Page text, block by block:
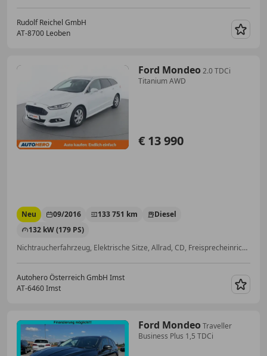
Rudolf Reichel GmbH
AT-8700 Leoben
Ford Mondeo 2.0 TDCi
Titanium AWD
€ 13 990
Neu 09/2016 133 751 km
Diesel
132 kW (179 PS)
Nichtraucherfahrzeug, Elektrische Sitze, Allrad, CD, Freisprecheinrichtung, Sitzheizung, Elektrische Heckklappe, Spurhalteassistent
Autohero Österreich GmbH Imst
AT-6460 Imst
Ford Mondeo Traveller
Business Plus 1,5 TDCi